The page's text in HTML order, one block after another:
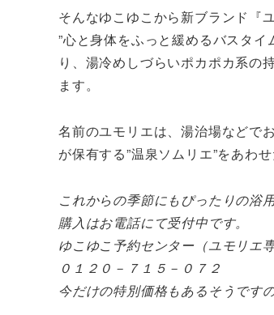
そんなゆこゆこから新ブランド『
”心と身体をふっと緩めるバスタ
り、湯冷めしづらいポカポカ系の
ます。
名前のユモリエは、湯治場などで
が保有する”温泉ソムリエ”をあわ
これからの季節にもぴったりの浴用
購入はお電話にて受付中です。
ゆこゆこ予約センター（ユモリエ
０１２０－７１５－０７２
今だけの特別価格もあるそうです